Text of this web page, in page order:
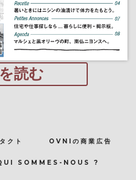
読む
クト OVNIの商業広告
SOMMES-NOUS ?